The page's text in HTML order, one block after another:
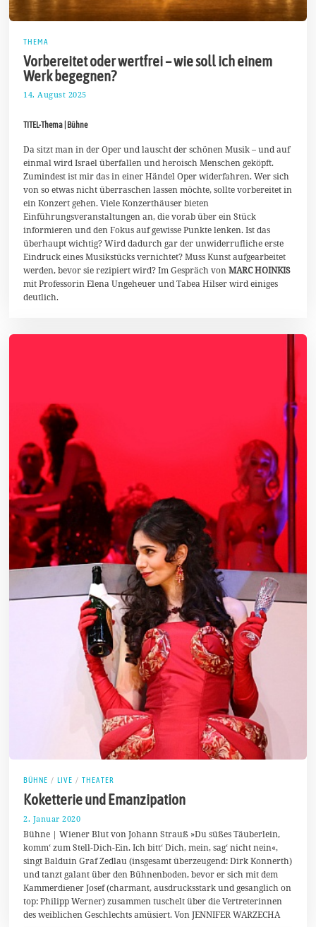
THEMA
Vorbereitet oder wertfrei – wie soll ich einem
Werk begegnen?
14. August 2025
A
g
s
t
2
0
5
TITEL-Thema | Bühne
Da sitzt man in der Oper und lauscht der schönen Musik – und auf
einmal wird Israel überfallen und heroisch Menschen geköpft.
Zumindest ist mir das in einer Händel Oper widerfahren. Wer sich
von so etwas nicht überraschen lassen möchte, sollte vorbereitet in
ein Konzert gehen. Viele Konzerthäuser bieten
Einführungsveranstaltungen an, die vorab über ein Stück
informieren und den Fokus auf gewisse Punkte lenken. Ist das
überhaupt wichtig? Wird dadurch gar der unwiderrufliche erste
Eindruck eines Musikstücks vernichtet? Muss Kunst aufgearbeitet
werden, bevor sie rezipiert wird? Im Gespräch vonMARC HOINKIS
mit Professorin Elena Ungeheuer und Tabea Hilser wird einiges
deutlich.
BÜHNE / LIVE / THEATER
Koketterie und Emanzipation
2. Januar 2020
J
a
n
u
r
2
0
Bühne | Wiener Blut von Johann Strauß »Du süßes Täuberlein,
komm‘ zum Stell-Dich-Ein. Ich bitt‘ Dich, mein, sag‘ nicht nein«,
singt Balduin Graf Zedlau (insgesamt überzeugend: Dirk Konnerth)
und tanzt galant über den Bühnenboden, bevor er sich mit dem
Kammerdiener Josef (charmant, ausdrucksstark und gesanglich on
top: Philipp Werner) zusammen tuschelt über die Vertreterinnen
des weiblichen Geschlechts amüsiert. Von JENNIFER WARZECHA